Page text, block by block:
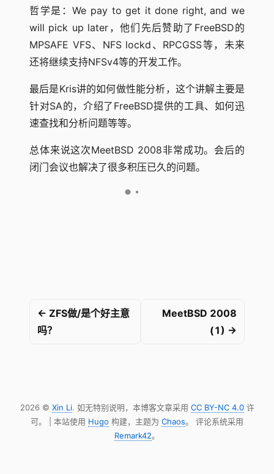
哲学是：We pay to get it done right, and we
will pick up later，他们先后赞助了FreeBSD的
MPSAFE VFS、NFS lockd、RPCGSS等，未来
还将继续支持NFSv4等的开发工作。
最后是Kris讲的如何做性能分析，这个讲解主要是
针对SA的，介绍了FreeBSD提供的工具、如何迅
速查找和分析问题等等。
总体来说这次MeetBSD 2008非常成功。会后的
闭门会议也解决了很多积压已久的问题。
← ZFS做/是个好主意
吗？
MeetBSD 2008
(1) →
2026 © Xin Li. 如无特别说明，本博客文章采用 CC BY-NC 4.0许
可。 | 本站使用 Hugo 构建，主题为 Chaos。 评论系统采用
Remark42。